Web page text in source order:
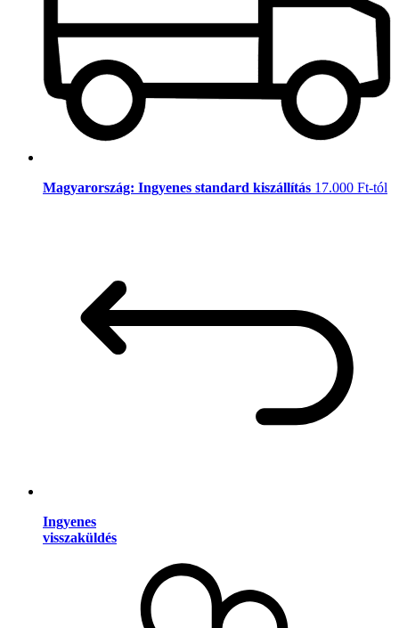
Magyarország: Ingyenes standard kiszállítás 17.000 Ft-tól
Ingyenes
visszaküldés